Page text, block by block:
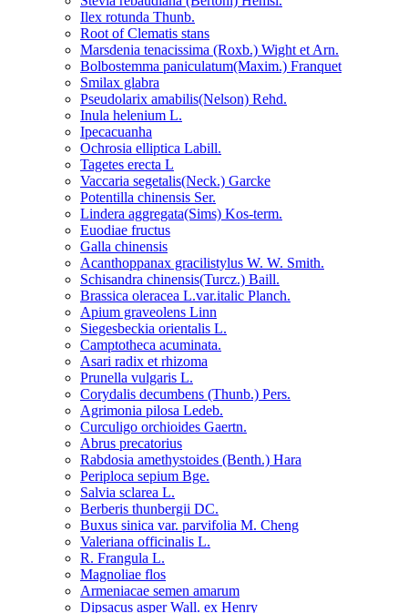
Ilex rotunda Thunb.
Root of Clematis stans
Marsdenia tenacissima (Roxb.) Wight et Arn.
Bolbostemma paniculatum(Maxim.) Franquet
Smilax glabra
Pseudolarix amabilis(Nelson) Rehd.
Inula helenium L.
Ipecacuanha
Ochrosia elliptica Labill.
Tagetes erecta L
Vaccaria segetalis(Neck.) Garcke
Potentilla chinensis Ser.
Lindera aggregata(Sims) Kos-term.
Euodiae fructus
Galla chinensis
Acanthoppanax gracilistylus W. W. Smith.
Schisandra chinensis(Turcz.) Baill.
Brassica oleracea L.var.italic Planch.
Apium graveolens Linn
Siegesbeckia orientalis L.
Camptotheca acuminata.
Asari radix et rhizoma
Prunella vulgaris L.
Corydalis decumbens (Thunb.) Pers.
Agrimonia pilosa Ledeb.
Curculigo orchioides Gaertn.
Abrus precatorius
Rabdosia amethystoides (Benth.) Hara
Periploca sepium Bge.
Salvia sclarea L.
Berberis thunbergii DC.
Buxus sinica var. parvifolia M. Cheng
Valeriana officinalis L.
R. Frangula L.
Magnoliae flos
Armeniacae semen amarum
Dipsacus asper Wall. ex Henry